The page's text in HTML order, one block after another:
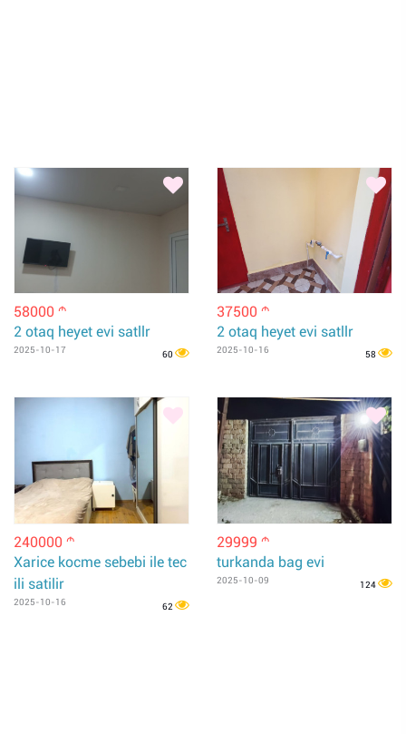
58000 m
2 otaq heyet evi satllr
2025-10-17 60
37500 m
2 otaq heyet evi satllr
2025-10-16 58
240000 m
Xarice kocme sebebi ile tec
ili satilir
2025-10-16 62
29999 m
turkanda bag evi
2025-10-09 124